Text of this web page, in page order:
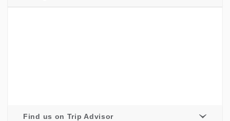
Find us on Trip Advisor